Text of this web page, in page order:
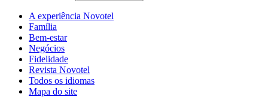
A experiência Novotel
Família
Bem-estar
Negócios
Fidelidade
Revista Novotel
Todos os idiomas
Mapa do site